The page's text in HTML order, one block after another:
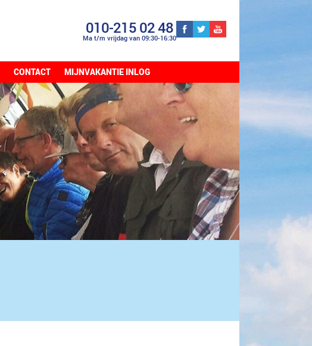
010-215 02 48
Ma t/m vrijdag van 09:30-16:30
CONTACT MIJNVAKANTIE INLOG